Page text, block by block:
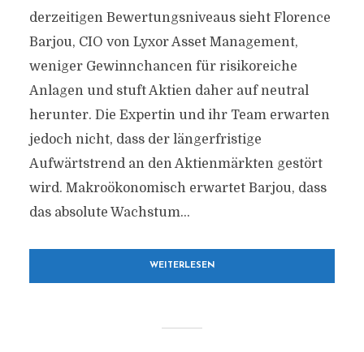
derzeitigen Bewertungsniveaus sieht Florence
Barjou, CIO von Lyxor Asset Management,
weniger Gewinnchancen für risikoreiche
Anlagen und stuft Aktien daher auf neutral
herunter. Die Expertin und ihr Team erwarten
jedoch nicht, dass der längerfristige
Aufwärtstrend an den Aktienmärkten gestört
wird. Makroökonomisch erwartet Barjou, dass
das absolute Wachstum...
WEITERLESEN